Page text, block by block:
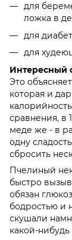
для
ложка в
для
для
Интересный
Это
которая и
сравнения, в
меде же - в
одну
сбросить
Пчелиный
быстро
обязан
бодростью и
скушали
какой-